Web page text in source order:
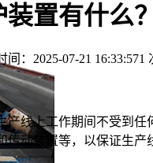
置有什么
间：2025-07-21 16:33:571
产线上工作期间不受到
传动装置等，以保证生